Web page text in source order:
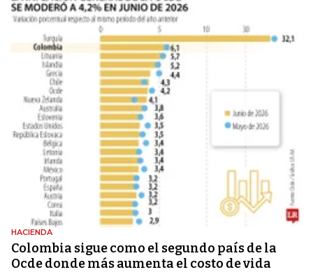
HACIENDA
Colombia sigue como el segundo país de la
Ocde donde más aumenta el costo de vida